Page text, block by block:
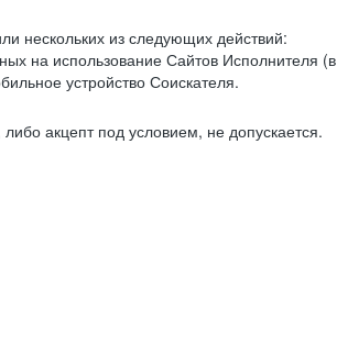
нескольких из следующих действий:
на использование Сайтов Исполнителя (в
устройство Соискателя.
акцепт под условием, не допускается.